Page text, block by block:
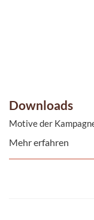
Downloads
Motive der
Mehr erfahren